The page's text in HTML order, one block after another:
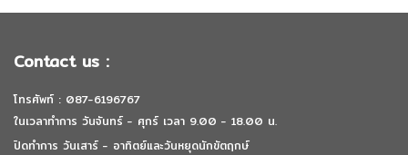
Contact us :
โทรศัพท์ : 087-6196767
ในเวลาทำการ วันจันทร์ - ศุกร์ เวลา 9.00 - 18.00 น.
ปิดทำการ วันเสาร์ - อาทิตย์และวันหยุดนักขัตฤกษ์